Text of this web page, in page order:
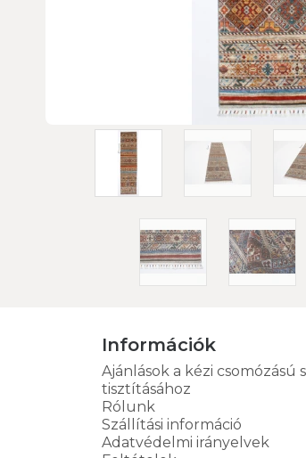
Információk
Ajánlások a kézi csomózású
tisztításához
Rólunk
Szállítási információ
Adatvédelmi irányelvek